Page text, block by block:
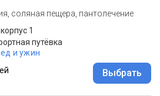
соляная пещера, пантолечение
1
путёвка
и ужин
Выбрать